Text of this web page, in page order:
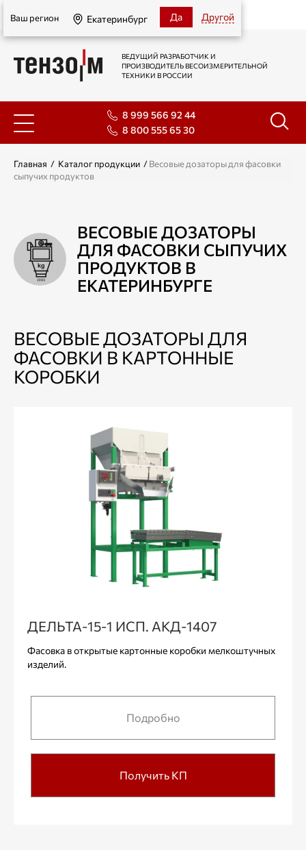
Екатеринбург
Ваш регион Екатеринбург Да Другой
ВЕДУЩИЙ РАЗРАБОТЧИК И
ПРОИЗВОДИТЕЛЬ ВЕСОИЗМЕРИТЕЛЬНОЙ
ТЕХНИКИ В РОССИИ
8 999 566 92 44
8 800 555 65 30
Главная / Каталог продукции /Весовые дозаторы для фасовки
сыпучих продуктов
ВЕСОВЫЕ ДОЗАТОРЫ
ДЛЯ ФАСОВКИ СЫПУЧИХ
ПРОДУКТОВ В
ЕКАТЕРИНБУРГЕ
ВЕСОВЫЕ ДОЗАТОРЫ ДЛЯ
ФАСОВКИ В КАРТОННЫЕ
КОРОБКИ
ДЕЛЬТА-15-1 ИСП. АКД-1407
Фасовка в открытые картонные коробки мелкоштучных
изделий.
Подробно
Получить КП